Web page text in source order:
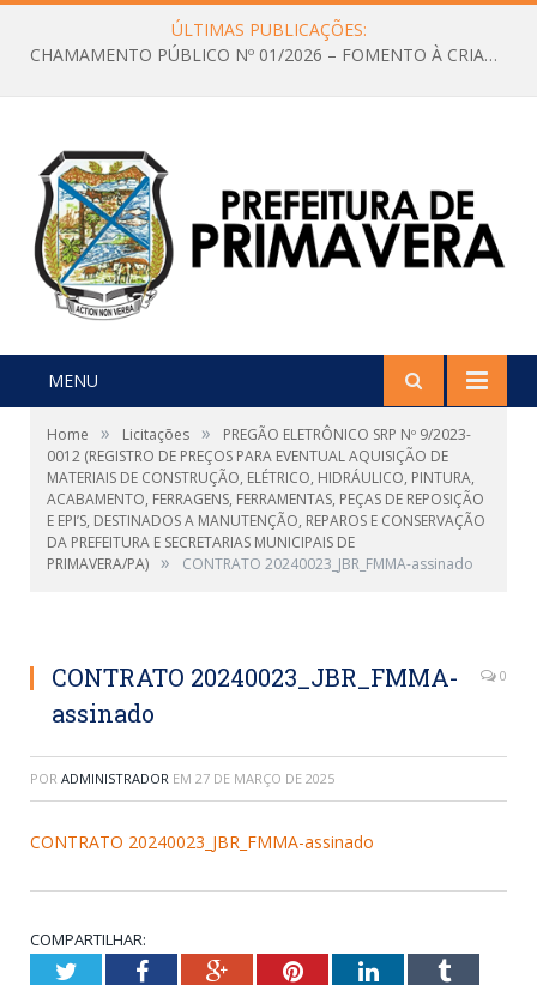
ÚLTIMAS PUBLICAÇÕES:
CHAMAMENTO PÚBLICO Nº 01/2026 – FOMENTO À CRIAÇÃO E A CIRCULAÇÃO DE PRODUÇÕES CULTURAIS – Aldir Blanc
MENU
Home » Licitações »
PREGÃO ELETRÔNICO SRP Nº 9/2023-
0012 (REGISTRO DE PREÇOS PARA EVENTUAL AQUISIÇÃO DE
MATERIAIS DE CONSTRUÇÃO, ELÉTRICO, HIDRÁULICO, PINTURA,
ACABAMENTO, FERRAGENS, FERRAMENTAS, PEÇAS DE REPOSIÇÃO
E EPI’S, DESTINADOS A MANUTENÇÃO, REPAROS E CONSERVAÇÃO
DA PREFEITURA E SECRETARIAS MUNICIPAIS DE
PRIMAVERA/PA) » CONTRATO 20240023_JBR_FMMA-assinado
CONTRATO 20240023_JBR_FMMA-
assinado
0
POR ADMINISTRADOR EM 27 DE MARÇO DE 2025
CONTRATO 20240023_JBR_FMMA-assinado
COMPARTILHAR:
TwitterFacebookGoogle+PinterestLinkedInTumblr